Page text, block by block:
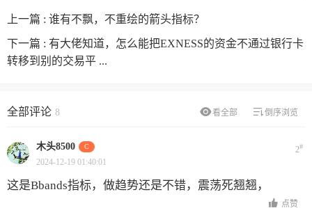
上一篇 : 谁有不飘，不重绘的箭头指标？
下一篇 : 有大佬知道，怎么能把EXNESS的资金不通过银行卡
转移到别的交易平 ...
看全部 倒序浏览
全部评论 8
木头8500 C 2#
2024-12-19 01:40:01
这是Bbands指标，做趋势还是不错，震荡死翘翘，
点赞